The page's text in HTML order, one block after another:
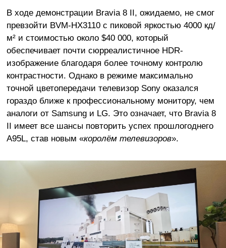
В ходе демонстрации Bravia 8 II, ожидаемо, не смог
превзойти BVM-HX3110 с пиковой яркостью 4000 кд/
м² и стоимостью около $40 000, который
обеспечивает почти сюрреалистичное HDR-
изображение благодаря более точному контролю
контрастности. Однако в режиме максимально
точной цветопередачи телевизор Sony оказался
гораздо ближе к профессиональному монитору, чем
аналоги от Samsung и LG. Это означает, что Bravia 8
II имеет все шансы повторить успех прошлогоднего
A95L, став новым «королём телевизоров».